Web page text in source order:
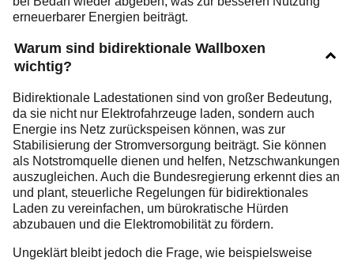
erneuerbarer Energien beiträgt.
Warum sind bidirektionale Wallboxen
wichtig?
Bidirektionale Ladestationen sind von großer Bedeutung,
da sie nicht nur Elektrofahrzeuge laden, sondern auch
Energie ins Netz zurückspeisen können, was zur
Stabilisierung der Stromversorgung beiträgt. Sie können
als Notstromquelle dienen und helfen, Netzschwankungen
auszugleichen. Auch die Bundesregierung erkennt dies an
und plant, steuerliche Regelungen für bidirektionales
Laden zu vereinfachen, um bürokratische Hürden
abzubauen und die Elektromobilität zu fördern.
Ungeklärt bleibt jedoch die Frage, wie beispielsweise